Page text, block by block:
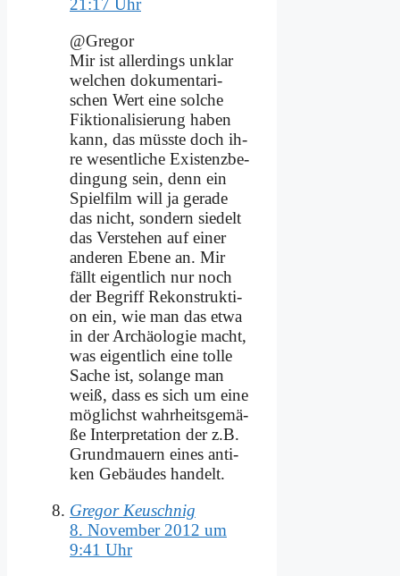
21:17 Uhr
@Gregor
Mir ist al­ler­dings un­klar
wel­chen do­ku­men­ta­ri­
schen Wert ei­ne sol­che
Fik­tio­na­li­sie­rung ha­ben
kann, das müss­te doch ih­
re we­sent­li­che Exi­stenz­be­
din­gung sein, denn ein
Spiel­film will ja ge­ra­de
das nicht, son­dern sie­delt
das Ver­ste­hen auf ei­ner
an­de­ren Ebe­ne an. Mir
fällt ei­gent­lich nur noch
der Be­griff Re­kon­struk­ti­
on ein, wie man das et­wa
in der Ar­chäo­lo­gie macht,
was ei­gent­lich ei­ne tol­le
Sa­che ist, so­lan­ge man
weiß, dass es sich um ei­ne
mög­lichst wahr­heits­ge­mä­
ße In­ter­pre­ta­ti­on der z.B.
Grund­mau­ern ei­nes an­ti­
ken Ge­bäu­des han­delt.
Gregor Keuschnig
8. November 2012 um
9:41 Uhr